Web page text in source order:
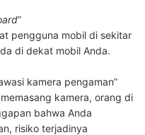
”
pengguna mobil di sekitar
di dekat mobil Anda.
kamera pengaman”
kamera, orang di
bahwa Anda
risiko terjadinya